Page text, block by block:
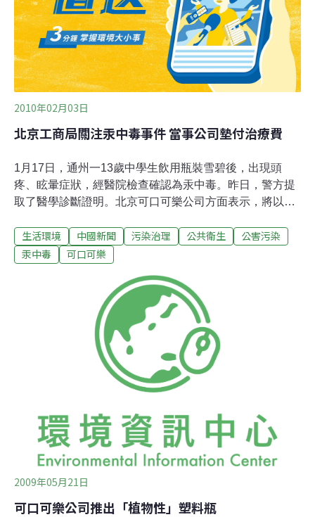
認為，可口可樂是在印度南部喀拉拉邦普拉奇馬達造成汙
染與水源枯竭的禍首。高階委員會援引污染者付費原則，
建議印
2010年02月03日
北京工商局關注汞中毒事件 當事公司墊付治療費
1月17日，通州一13歲中學生飲用瓶裝雪碧後，出現頭
疼、眩暈症狀，經醫院檢查確認為汞中毒。昨日，警方提
取了醫學診斷證明。北京可口可樂公司方面表示，將以人
晨(化名)仍在307醫院接受治療。應警方和王晨家屬要求，
醫院急診科出具了一份醫學診斷證明。昨日上午，通州警
飲含水銀的飲料後7個小時餘，於2010年1月17日19∶32入
院」。診斷意見為「急性汞中毒」。昨日，北京可口可樂
公司公共事務部主任陳翊表示，該公司將以「人道主義」
的名義為王晨墊付2萬元治療費用，目前正在申請階段。
據其稱，對於第一例汞中毒事件(2009年11月7日，北京一
市民在某餐廳就餐時，飲用一瓶裝雪碧後，被確診為汞中
毒)，他們正在配合刑警調查。至于王晨中毒事件，警方尚
件，北京可口可
生活環境 中國新聞 污染治理 公共衛生
公害污染
汞中毒
可口可樂
2009年05月21日
可口可樂公司推出「植物性」塑料瓶